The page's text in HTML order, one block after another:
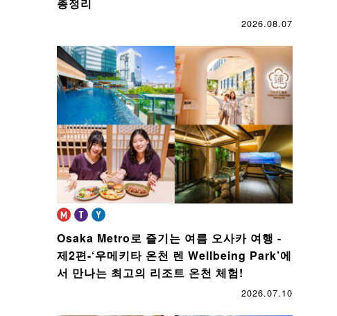
총정리
2026.08.07
Osaka Metro로 즐기는 여름 오사카 여행 -
제2편-‘우메키타 온천 렌 Wellbeing Park’에
서 만나는 최고의 리조트 온천 체험!
2026.07.10